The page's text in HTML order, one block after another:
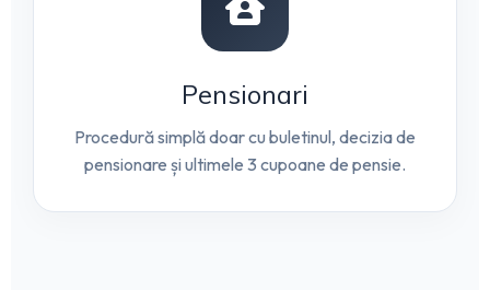
Pensionari
Procedură simplă doar cu buletinul, decizia de
pensionare și ultimele 3 cupoane de pensie.